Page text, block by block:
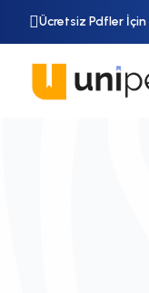
Ücretsiz Pdfler İçin